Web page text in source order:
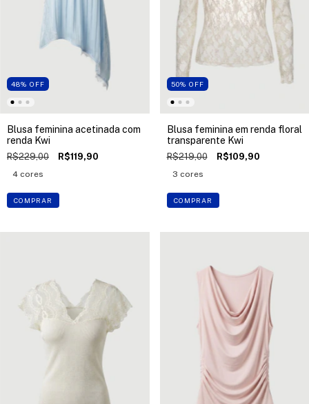
48% OFF
Blusa feminina acetinada com
renda Kwi
R$229,00 R$119,90
4 cores
COMPRAR
50% OFF
Blusa feminina em renda floral
transparente Kwi
R$219,00 R$109,90
3 cores
COMPRAR